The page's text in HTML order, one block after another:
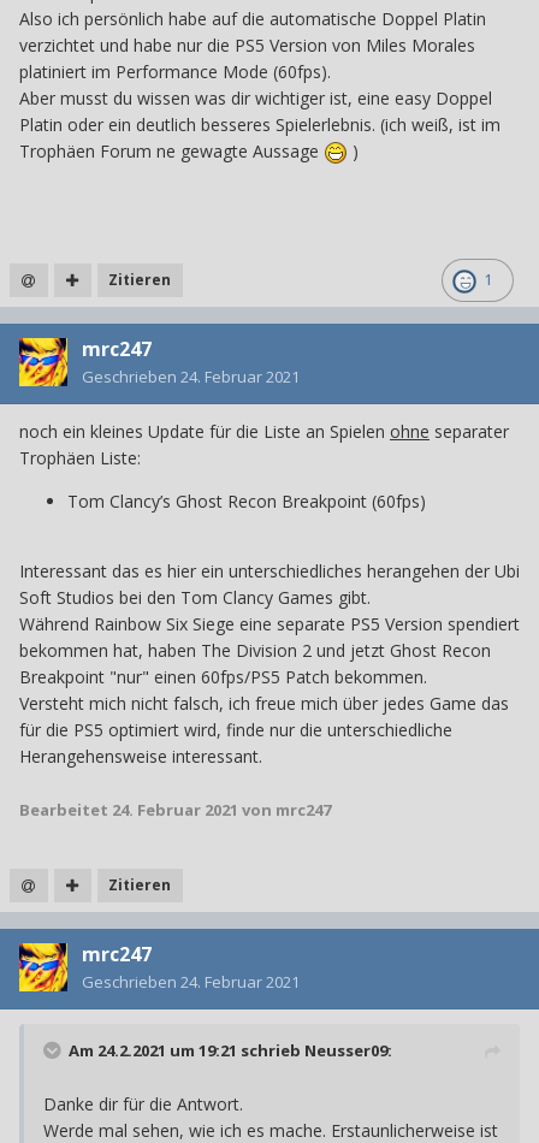
Also ich persönlich habe auf die automatische Doppel Platin
verzichtet und habe nur die PS5 Version von Miles Morales
platiniert im Performance Mode (60fps).
Aber musst du wissen was dir wichtiger ist, eine easy Doppel
Platin oder ein deutlich besseres Spielerlebnis. (ich weiß, ist im
Trophäen Forum ne gewagte Aussage
)
1
Zitieren
mrc247
Geschrieben 24. Februar 2021
noch ein kleines Update für die Liste an Spielen ohne separater
Trophäen Liste:
Tom Clancy’s Ghost Recon Breakpoint (60fps)
Interessant das es hier ein unterschiedliches herangehen der Ubi
Soft Studios bei den Tom Clancy Games gibt.
Während Rainbow Six Siege eine separate PS5 Version spendiert
bekommen hat, haben The Division 2 und jetzt Ghost Recon
Breakpoint "nur" einen 60fps/PS5 Patch bekommen.
Versteht mich nicht falsch, ich freue mich über jedes Game das
für die PS5 optimiert wird, finde nur die unterschiedliche
Herangehensweise interessant.
Bearbeitet 24. Februar 2021 von mrc247
Zitieren
mrc247
Geschrieben 24. Februar 2021
Am 24.2.2021 um 19:21 schrieb Neusser09:
Danke dir für die Antwort.
Werde mal sehen, wie ich es mache. Erstaunlicherweise ist